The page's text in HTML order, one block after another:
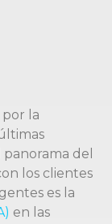
la
del
los clientes
es la
en las